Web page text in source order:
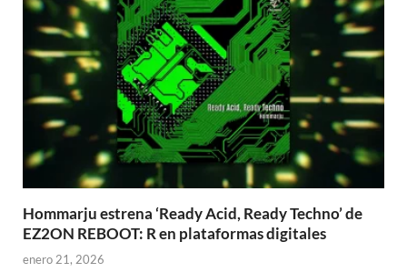
Hommarju estrena ‘Ready Acid, Ready Techno’ de
EZ2ON REBOOT: R en plataformas digitales
enero 21, 2026